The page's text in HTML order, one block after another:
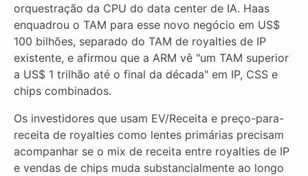
orquestração da CPU do data center de IA. Haas
enquadrou o TAM para esse novo negócio em US$
100 bilhões, separado do TAM de royalties de IP
existente, e afirmou que a ARM vê "um TAM superior
a US$ 1 trilhão até o final da década" em IP, CSS e
chips combinados.
Os investidores que usam EV/Receita e preço-para-
receita de royalties como lentes primárias precisam
acompanhar se o mix de receita entre royalties de IP
e vendas de chips muda substancialmente ao longo